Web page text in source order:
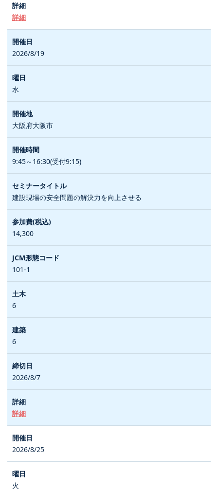
詳細
2026/8/19
水
大阪府大阪市
9:45～16:30(受付9:15)
建設現場の安全問題の解決力を向上させる
14,300
101-1
6
6
2026/8/7
詳細
2026/8/25
火